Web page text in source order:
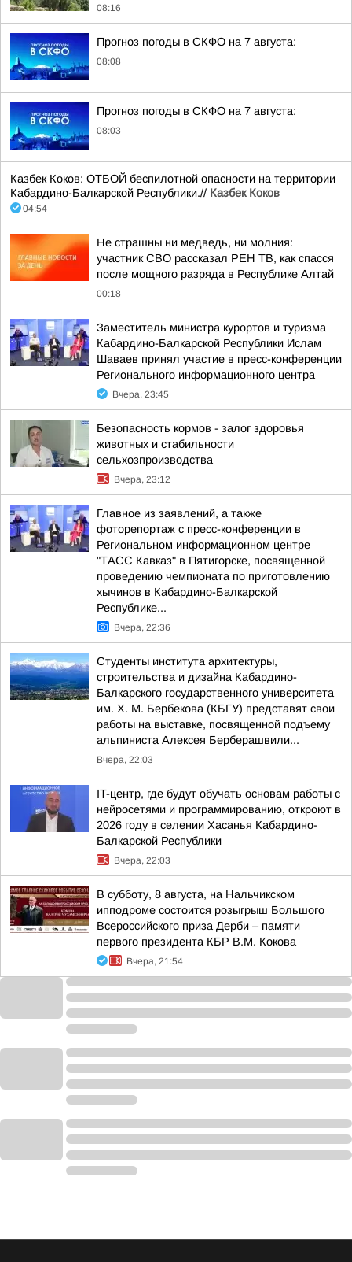
08:16
Прогноз погоды в СКФО на 7 августа:
08:08
Прогноз погоды в СКФО на 7 августа:
08:03
Казбек Коков: ОТБОЙ беспилотной опасности на территории
Кабардино-Балкарской Республики.// Казбек Коков
04:54
Не страшны ни медведь, ни молния:
участник СВО рассказал РЕН ТВ, как спасся
после мощного разряда в Республике Алтай
00:18
Заместитель министра курортов и туризма
Кабардино-Балкарской Республики Ислам
Шаваев принял участие в пресс-конференции
Регионального информационного центра
Вчера, 23:45
Безопасность кормов - залог здоровья
животных и стабильности
сельхозпроизводства
Вчера, 23:12
Главное из заявлений, а также
фоторепортаж с пресс-конференции в
Региональном информационном центре
"ТАСС Кавказ" в Пятигорске, посвященной
проведению чемпионата по приготовлению
хычинов в Кабардино-Балкарской
Республике...
Вчера, 22:36
Студенты института архитектуры,
строительства и дизайна Кабардино-
Балкарского государственного университета
им. Х. М. Бербекова (КБГУ) представят свои
работы на выставке, посвященной подъему
альпиниста Алексея Берберашвили...
Вчера, 22:03
IT-центр, где будут обучать основам работы с
нейросетями и программированию, откроют в
2026 году в селении Хасанья Кабардино-
Балкарской Республики
Вчера, 22:03
В субботу, 8 августа, на Нальчикском
ипподроме состоится розыгрыш Большого
Всероссийского приза Дерби – памяти
первого президента КБР В.М. Кокова
Вчера, 21:54